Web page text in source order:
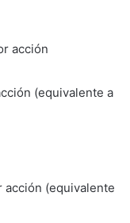
acción
(equivalente a
acción (equivalente